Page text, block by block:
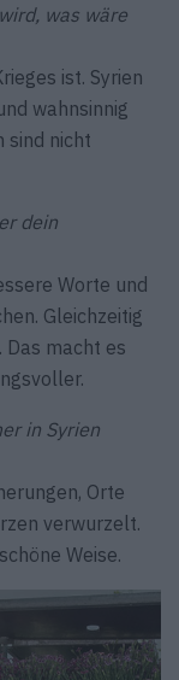
was wäre
ist. Syrien
wahnsinnig
sind nicht
dein
Worte und
Gleichzeitig
macht es
in Syrien
Orte
verwurzelt.
Weise.